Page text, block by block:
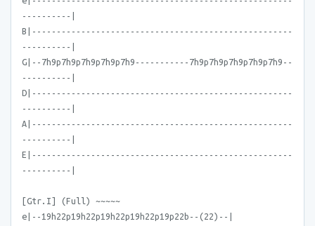
----------|
B|-----------------------------------------------------
----------|
G|--7h9p7h9p7h9p7h9p7h9-----------7h9p7h9p7h9p7h9p7h9--
----------|
D|-----------------------------------------------------
----------|
A|-----------------------------------------------------
----------|
E|-----------------------------------------------------
----------|
[Gtr.I] (Full) ~~~~~
e|--19h22p19h22p19h22p19h22p19p22b--(22)--|